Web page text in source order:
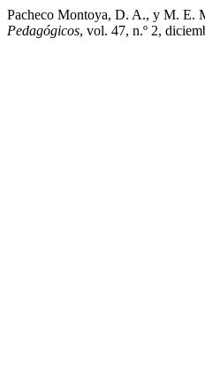
Pacheco Montoya, D. A., y M. E.
Pedagógicos, vol. 47, n.º 2,